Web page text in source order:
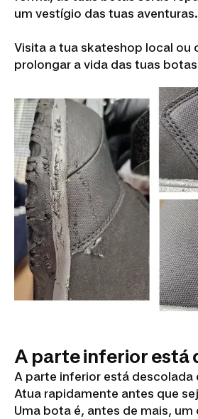
um vestígio das tuas aventuras.
Visita a tua skateshop local ou
prolongar a vida das tuas
A parte inferior está
A parte inferior está descolada
Atua rapidamente antes que
Uma bota é, antes de mais,